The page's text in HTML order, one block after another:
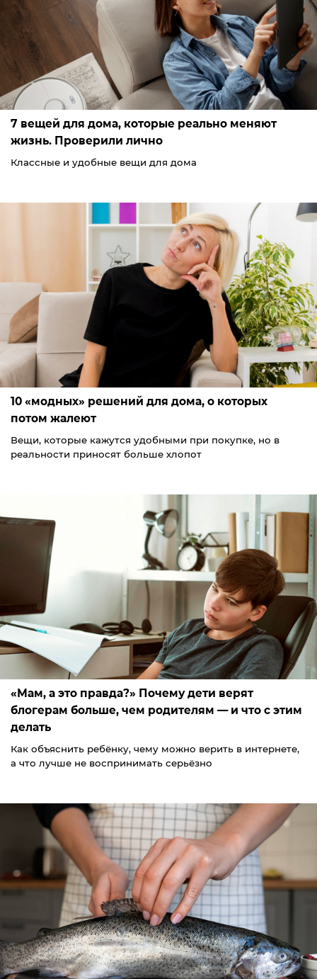
7 вещей для дома, которые реально меняют
жизнь. Проверили лично
Классные и удобные вещи для дома
10 «модных» решений для дома, о которых
потом жалеют
Вещи, которые кажутся удобными при покупке, но в
реальности приносят больше хлопот
«Мам, а это правда?» Почему дети верят
блогерам больше, чем родителям — и что с этим
делать
Как объяснить ребёнку, чему можно верить в интернете,
а что лучше не воспринимать серьёзно